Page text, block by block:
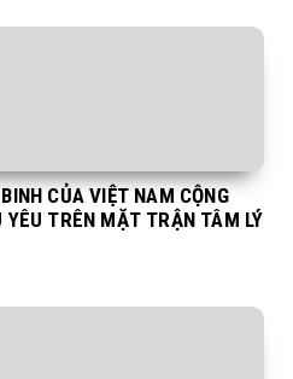
CỦA VIỆT NAM CỘNG
YÊU TRÊN MẶT TRẬN TÂM LÝ